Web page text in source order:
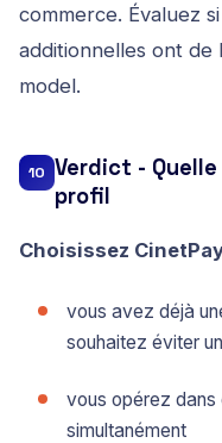
commerce. Évaluez
additionnelles ont de
model.
10 Verdict -
profil
Choisissez
vous avez déjà
souhaitez éviter
vous opérez
simultanément